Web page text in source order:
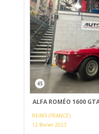
45
ALFA ROMÉO 1600
REIMS (FRANCE)
12 février 2023